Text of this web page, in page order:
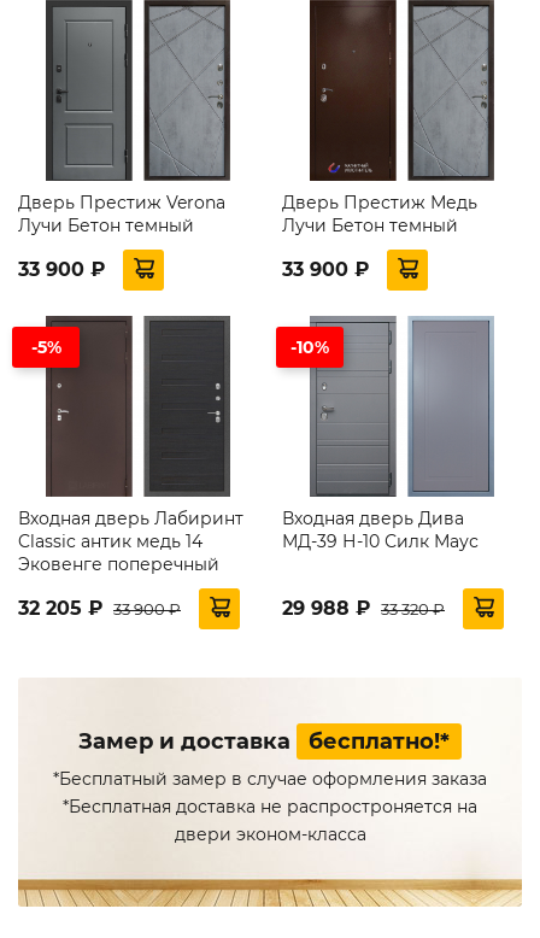
Дверь Престиж Verona
Лучи Бетон темный
33 900 ₽
Дверь Престиж Медь
Лучи Бетон темный
33 900 ₽
-5%
Входная дверь Лабиринт
Classic антик медь 14
Эковенге поперечный
32 205 ₽ 33 900 ₽
-10%
Входная дверь Дива
МД-39 Н-10 Силк Маус
29 988 ₽ 33 320 ₽
Замер и доставка бесплатно!*
*Бесплатный замер в случае оформления заказа
*Бесплатная доставка не распростроняется на
двери эконом-класса